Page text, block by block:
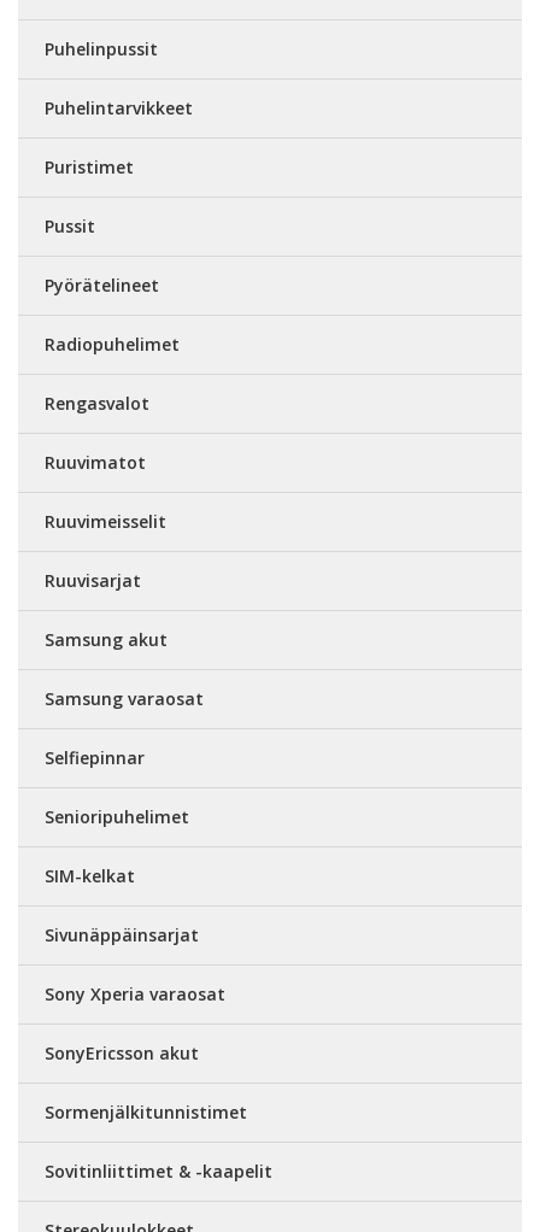
Puhelinpussit
Puhelintarvikkeet
Puristimet
Pussit
Pyörätelineet
Radiopuhelimet
Rengasvalot
Ruuvimatot
Ruuvimeisselit
Ruuvisarjat
Samsung akut
Samsung varaosat
Selfiepinnar
Senioripuhelimet
SIM-kelkat
Sivunäppäinsarjat
Sony Xperia varaosat
SonyEricsson akut
Sormenjälkitunnistimet
Sovitinliittimet & -kaapelit